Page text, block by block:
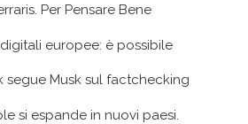
Per Pensare Bene
europee: è possibile
segue Musk sul factchecking
si espande in nuovi paesi.